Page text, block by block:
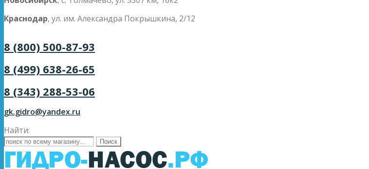
Краснодар, ул. им. Александра Покрышкина, 2/12
8 (800) 500-87-93
8 (499) 638-26-65
8 (343) 288-53-06
gk.gidro@yandex.ru
Найти: